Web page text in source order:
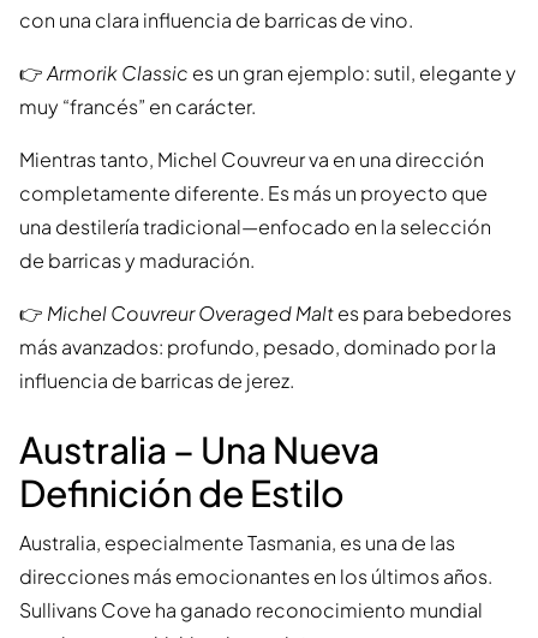
con una clara influencia de barricas de vino.
👉Armorik Classic es un gran ejemplo: sutil, elegante y
muy “francés” en carácter.
Mientras tanto, Michel Couvreur va en una dirección
completamente diferente. Es más un proyecto que
una destilería tradicional—enfocado en la selección
de barricas y maduración.
👉 Michel Couvreur Overaged Maltes para bebedores
más avanzados: profundo, pesado, dominado por la
influencia de barricas de jerez.
Australia – Una Nueva
Definición de Estilo
Australia, especialmente Tasmania, es una de las
direcciones más emocionantes en los últimos años.
Sullivans Cove ha ganado reconocimiento mundial